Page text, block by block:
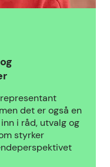
det er også en
i råd, utvalg og
styrker